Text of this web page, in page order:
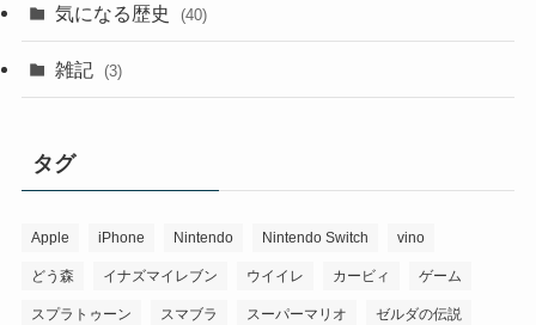
気になる歴史 (40)
雑記 (3)
タグ
Apple iPhone Nintendo Nintendo Switch vino
どう森 イナズマイレブン ウイイレ カービィ ゲーム
スプラトゥーン スマブラ スーパーマリオ ゼルダの伝説